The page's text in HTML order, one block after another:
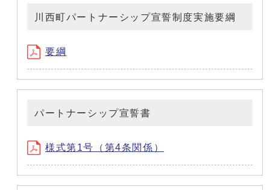
川西町パートナーシップ宣誓制度実施要綱
要綱
パートナーシップ宣誓書
様式第1号（第4条関係）